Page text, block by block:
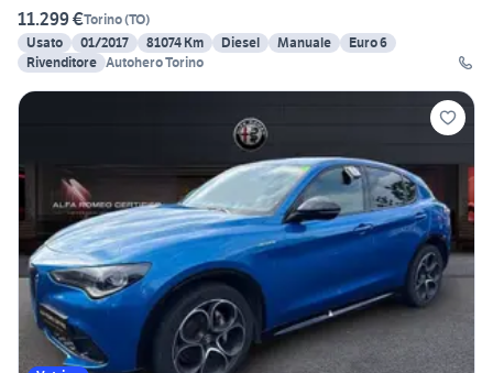
11.299 €Torino(TO)
Usato
01/2017 81074 Km Diesel Manuale
Euro 6
Rivenditore Autohero Torino